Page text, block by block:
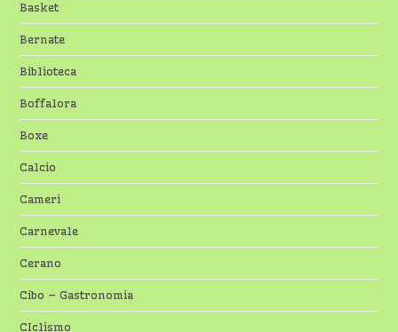
Basket
Bernate
Biblioteca
Boffalora
Boxe
Calcio
Cameri
Carnevale
Cerano
Cibo – Gastronomia
CIclismo